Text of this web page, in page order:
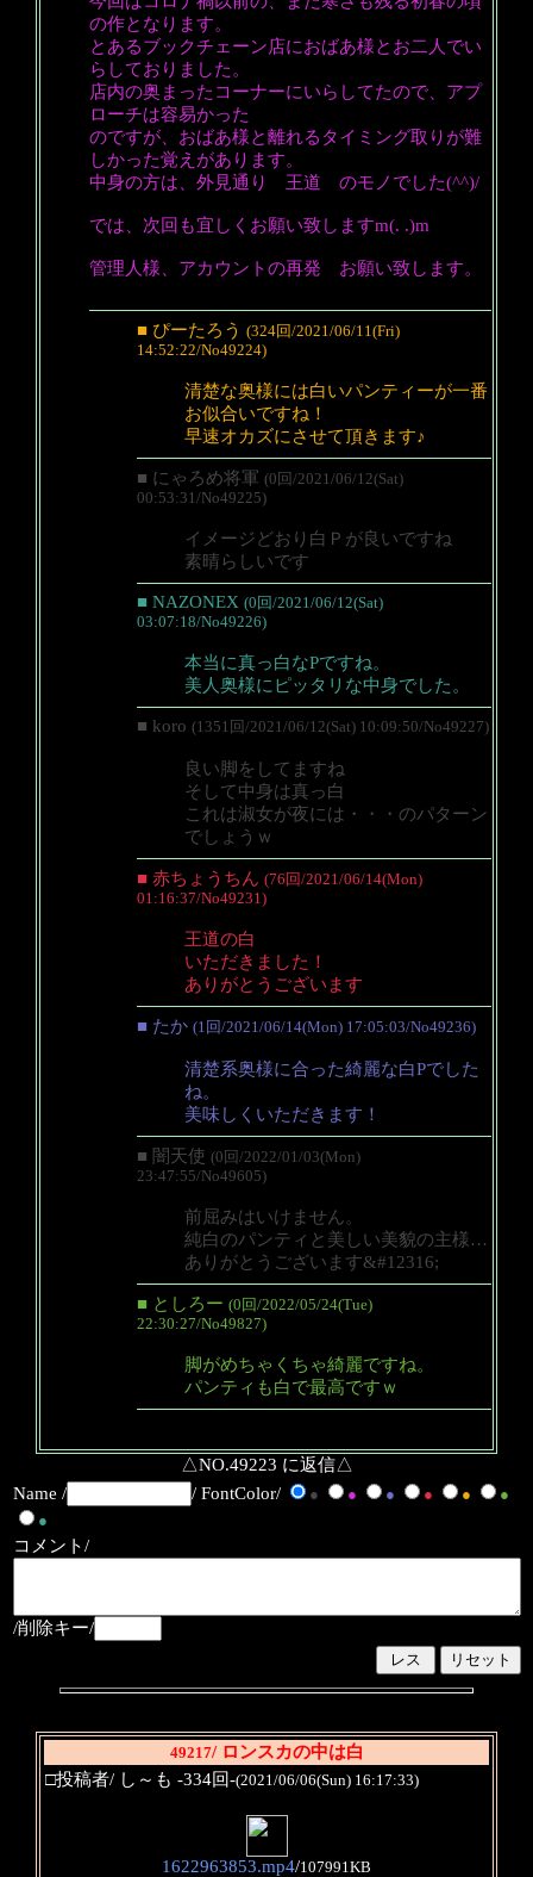
の作となります。
とあるブックチェーン店におばあ様とお二人でい
らしておりました。
店内の奥まったコーナーにいらしてたので、アプ
ローチは容易かった
のですが、おばあ様と離れるタイミング取りが難
しかった覚えがあります。
中身の方は、外見通り 王道 のモノでした(^^)/
では、次回も宜しくお願い致しますm(. .)m
管理人様、アカウントの再発 お願い致します。
■ ぴーたろう (324回/2021/06/11(Fri)
14:52:22/No49224)
清楚な奥様には白いパンティーが一番
お似合いですね！
早速オカズにさせて頂きます♪
■ にゃろめ将軍 (0回/2021/06/12(Sat)
00:53:31/No49225)
イメージどおり白Ｐが良いですね
素晴らしいです
■ NAZONEX (0回/2021/06/12(Sat)
03:07:18/No49226)
本当に真っ白なPですね。
美人奥様にピッタリな中身でした。
■ koro (1351回/2021/06/12(Sat) 10:09:50/No49227)
良い脚をしてますね
そして中身は真っ白
これは淑女が夜には・・・のパターン
でしょうｗ
■ 赤ちょうちん (76回/2021/06/14(Mon)
01:16:37/No49231)
王道の白
いただきました！
ありがとうございます
■ たか (1回/2021/06/14(Mon) 17:05:03/No49236)
清楚系奥様に合った綺麗な白Pでした
ね。
美味しくいただきます！
■ 闇天使 (0回/2022/01/03(Mon)
23:47:55/No49605)
前屈みはいけません。
純白のパンティと美しい美貌の主様…
ありがとうございます&#12316;
■ としろー (0回/2022/05/24(Tue)
22:30:27/No49827)
脚がめちゃくちゃ綺麗ですね。
パンティも白で最高ですｗ
△NO.49223 に返信△
Name /
/ FontColor/ ● ● ● ● ●
●
●
コメント/
/削除キー/
49217/ ロンスカの中は白
□投稿者/ し～も -334回-(2021/06/06(Sun) 16:17:33)
1622963853.mp4/107991KB